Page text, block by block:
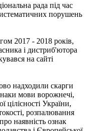
рада під час
порушень
2017 - 2018 років,
і дистриб'ютора
на сайті
надходили скарги
мови ворожнечі,
цілісності України,
розпалювання
наявність ознак